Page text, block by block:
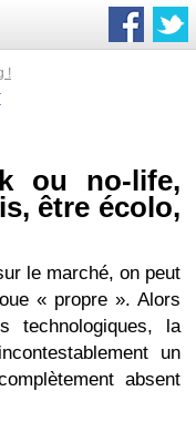
!
ou no-life,
être écolo,
le marché, on peut
« propre ». Alors
technologiques, la
un
absent